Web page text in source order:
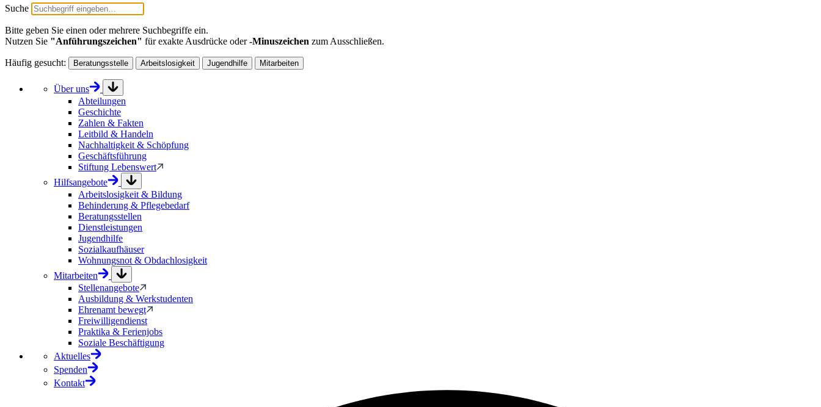
Suche
Bitte geben Sie einen oder mehrere Suchbegriffe ein.
Nutzen Sie "Anführungszeichen" für exakte Ausdrücke oder-Minuszeichen zum Ausschließen.
Häufig gesucht: Beratungsstelle Arbeitslosigkeit Jugendhilfe Mitarbeiten
Über uns
Abteilungen
Geschichte
Zahlen & Fakten
Leitbild & Handeln
Nachhaltigkeit & Schöpfung
Geschäftsführung
Stiftung Lebenswert
Hilfsangebote
Arbeitslosigkeit & Bildung
Behinderung & Pflegebedarf
Beratungsstellen
Dienstleistungen
Jugendhilfe
Sozialkaufhäuser
Wohnungsnot & Obdachlosigkeit
Mitarbeiten
Stellenangebote
Ausbildung & Werkstudenten
Ehrenamt bewegt
Freiwilligendienst
Praktika & Ferienjobs
Soziale Beschäftigung
Aktuelles
Spenden
Kontakt